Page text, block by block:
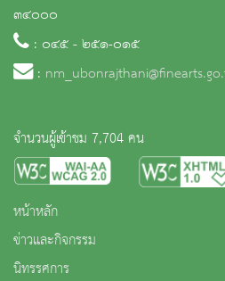
๓๔๐๐๐
: ๐๔๕ - ๒๕๑-๐๑๕
:
จำนวนผู้เข้าชม 7,704 คน
หน้าหลัก
ข่าวและกิจกรรม
นิทรรศการ